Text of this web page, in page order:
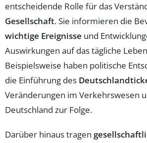
entscheidende Rolle für das
Gesellschaft. Sie informieren die
wichtige Ereignisse und
Auswirkungen auf das tägliche
Beispielsweise haben politische
die Einführung des
Veränderungen im Verkehrswesen
Deutschland zur Folge.
Darüber hinaus tragen